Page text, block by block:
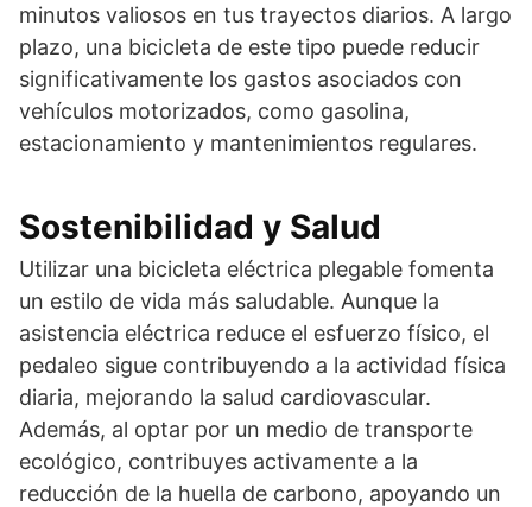
minutos valiosos en tus trayectos diarios. A largo
plazo, una bicicleta de este tipo puede reducir
significativamente los gastos asociados con
vehículos motorizados, como gasolina,
estacionamiento y mantenimientos regulares.
Sostenibilidad y Salud
Utilizar una bicicleta eléctrica plegable fomenta
un estilo de vida más saludable. Aunque la
asistencia eléctrica reduce el esfuerzo físico, el
pedaleo sigue contribuyendo a la actividad física
diaria, mejorando la salud cardiovascular.
Además, al optar por un medio de transporte
ecológico, contribuyes activamente a la
reducción de la huella de carbono, apoyando un